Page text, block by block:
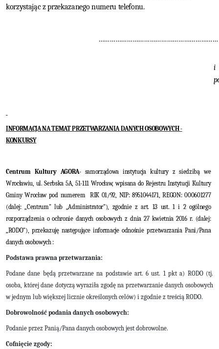
korzystając z przekazanego numeru telefonu.
i
INFORMACJA NA TEMAT PRZETWARZANIA DANYCH OSOBOWYCH -
KONKURSY
Centrum Kultury AGORA- samorządowa instytucja kultury z siedzibą we
Wrocławiu, ul. Serbska 5A, 51-111 Wrocław, wpisana do Rejestru Instytucji Kultury
Gminy Wrocław pod numerem
RIK 01/92, NIP:8951044171, REGON: 000601277
(dalej: „Centrum" lub „Administrator"), zgodnie z art. 13 ust. 1 i 2 ogólnego
rozporządzenia o ochronie danych osobowych z dnia 27 kwietnia 2016 r. (dalej:
„RODO"), przekazuję następujące informacje odnośnie przetwarzania Pani/Pana
danych osobowych :
Podstawa prawna przetwarzania:
Podane dane będą przetwarzane na podstawie art. 6 ust. 1 pkt a) RODO (tj.
osoba, której dane dotyczą wyraziła zgodę na przetwarzanie danych osobowych
w jednym lub większej licznie określonych celów) i zgodnie z treścią RODO.
Dobrowolność podania danych osobowych:
Podanie przez Panią/Pana danych osobowych jest dobrowolne.
Cofnięcie zgody: